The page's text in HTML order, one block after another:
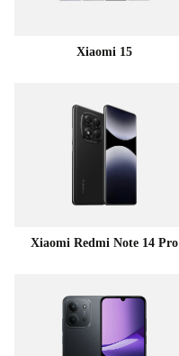
Xiaomi 15
Xiaomi Redmi Note 14 Pro